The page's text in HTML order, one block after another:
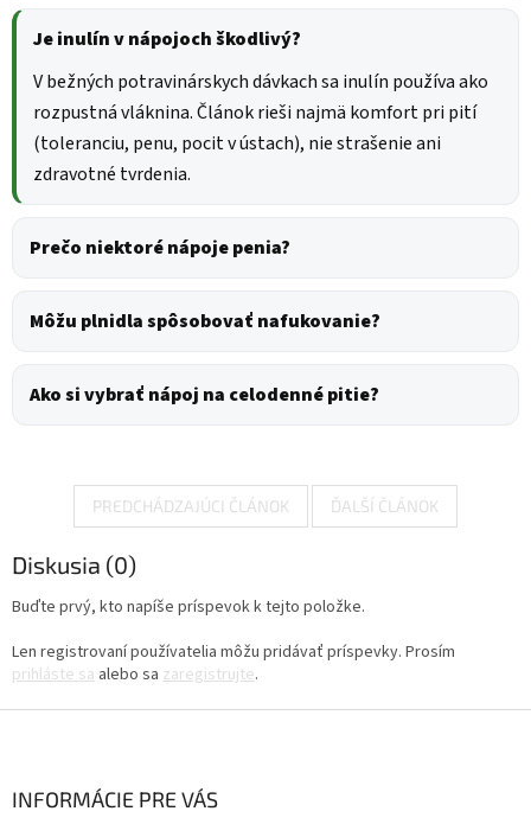
Je inulín v nápojoch škodlivý?
V bežných potravinárskych dávkach sa inulín používa ako
rozpustná vláknina. Článok rieši najmä komfort pri pití
(toleranciu, penu, pocit v ústach), nie strašenie ani
zdravotné tvrdenia.
Prečo niektoré nápoje penia?
Môžu plnidla spôsobovať nafukovanie?
Ako si vybrať nápoj na celodenné pitie?
PREDCHÁDZAJÚCI ČLÁNOK ĎALŠÍ ČLÁNOK
Diskusia (0)
Buďte prvý, kto napíše príspevok k tejto položke.
Len registrovaní používatelia môžu pridávať príspevky. Prosím
prihláste sa alebo sa zaregistrujte.
INFORMÁCIE PRE VÁS